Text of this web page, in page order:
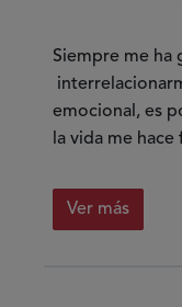
Siempre me ha
emocional, es
la vida me hace
Ver más
sobre